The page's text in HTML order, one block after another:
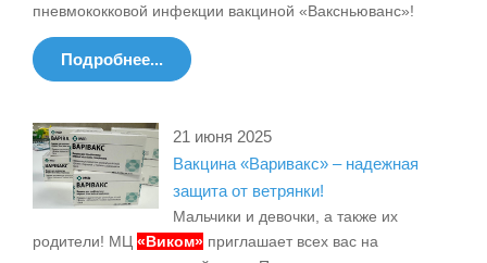
пневмококковой инфекции вакциной «Ваксньюванс»!
Подробнее...
21 июня 2025
Вакцина «Варивакс» – надежная
защита от ветрянки!
Мальчики и девочки, а также их
родители! МЦ «Виком» приглашает всех вас на